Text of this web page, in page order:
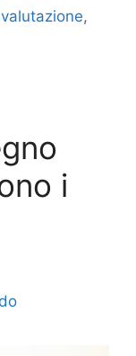
,
i